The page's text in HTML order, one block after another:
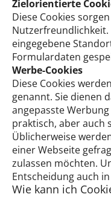
Zielorientierte
Diese Cookies
Nutzerfreundlichkeit.
eingegebene
Formulardaten
Werbe-Cookies
Diese Cookies
genannt. Sie dienen
angepasste
praktisch, aber auch
Üblicherweise
einer Webseite
zulassen möchten.
Entscheidung auch
Wie kann ich